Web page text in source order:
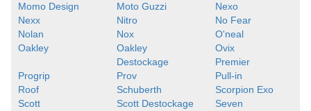
Momo Design
Moto Guzzi
Nexo
Nexx
Nitro
No Fear
Nolan
Nox
O'neal
Oakley
Oakley
Destockage
Ovix
Premier
Progrip
Prov
Pull-in
Roof
Schuberth
Scorpion Exo
Scott
Scott Destockage
Seven